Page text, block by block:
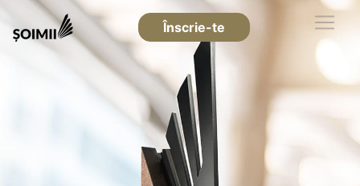
Înscrie-te